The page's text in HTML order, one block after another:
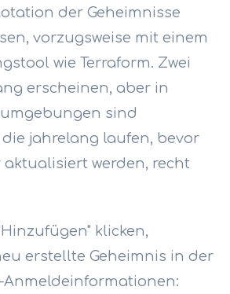
der Geheimnisse
vorzugsweise mit einem
wie Terraform. Zwei
erscheinen, aber in
sind
jahrelang laufen, bevor
aktualisiert werden, recht
klicken,
erstellte Geheimnis in der
Anmeldeinformationen: